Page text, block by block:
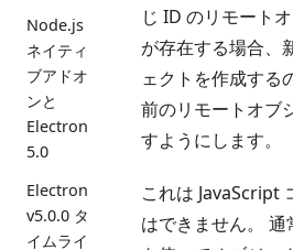
Node.js
ネイティ
ブアドオ
ンと
Electron
5.0
Electron
v5.0.0 タ
イムライ
じ ID のリモート
が存在する場合、
ェクトを作成する
前のリモートオブ
すようにします。
これは JavaScript
はできません。 通